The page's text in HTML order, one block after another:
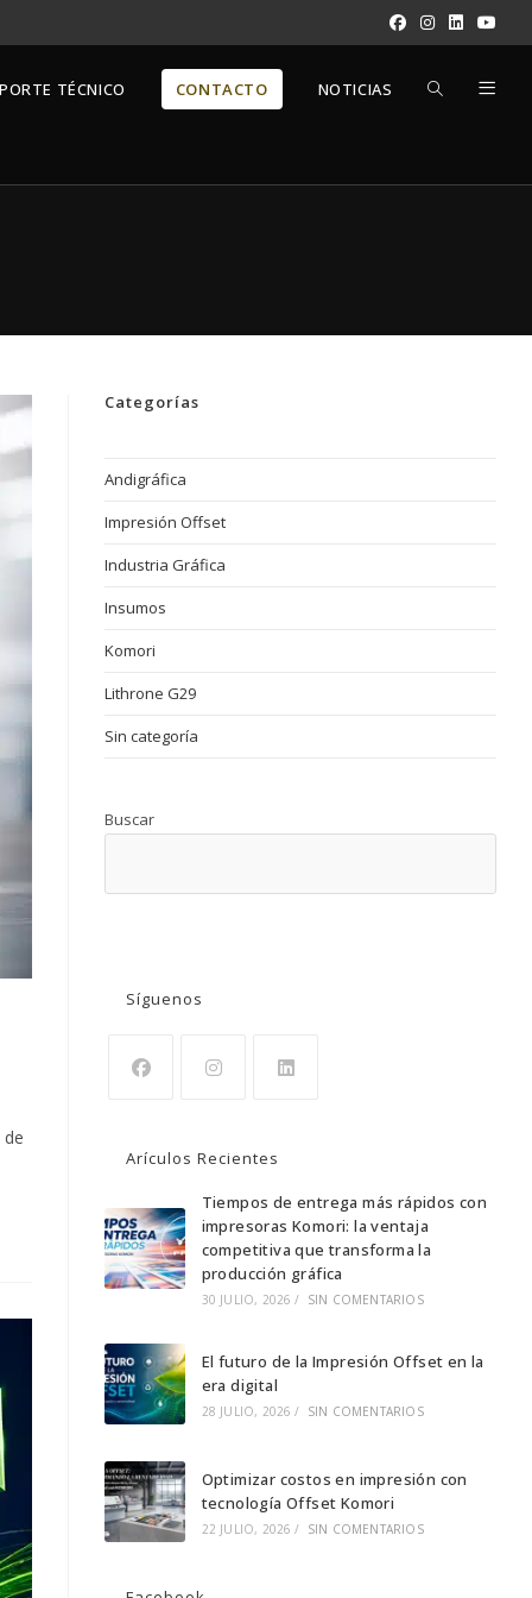
TÉCNICO CONTACTO NOTICIAS ALTERNAR
Categorías
Andigráfica
Impresión Offset
Industria Gráfica
Insumos
Komori
Lithrone G29
Sin categoría
Buscar
Síguenos
una
nueva
pestaña
una
nueva
pestaña
una
nueva
pestaña
Arículos Recientes
Tiempos de entrega más rápidos con
impresoras Komori: la ventaja
competitiva que transforma la
producción gráfica
30 JULIO, 2026 / SIN COMENTARIOS
El futuro de la Impresión Offset en la
era digital
28 JULIO, 2026 / SIN COMENTARIOS
Optimizar costos en impresión con
tecnología Offset Komori
22 JULIO, 2026 / SIN COMENTARIOS